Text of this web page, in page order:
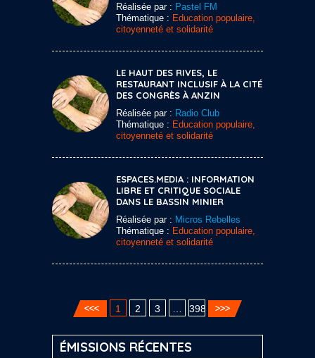
Réalisée par : Pastel FM
Thématique : Education populaire,
citoyenneté et solidarité
LE HAUT DES RIVES, LE
RESTAURANT INCLUSIF À LA CITÉ
DES CONGRÈS À ANZIN
Réalisée par : Radio Club
Thématique : Education populaire,
citoyenneté et solidarité
ESPACES.MEDIA : INFORMATION
LIBRE ET CRITIQUE SOCIALE
DANS LE BASSIN MINIER
Réalisée par : Micros Rebelles
Thématique : Education populaire,
citoyenneté et solidarité
1 2 3 398
ÉMISSIONS RÉCENTES